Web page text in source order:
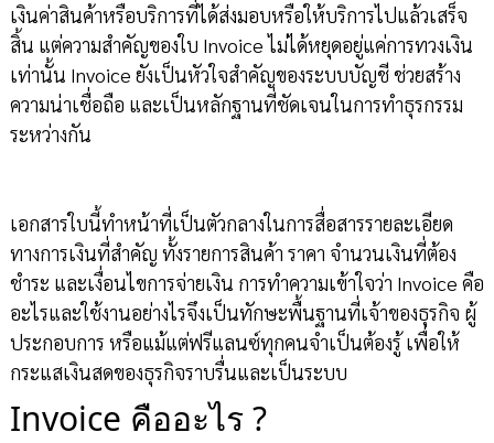
เงินค่าสินค้าหรือบริการที่ได้ส่งมอบหรือให้บริการไปแล้วเสร็จ
สิ้น แต่ความสำคัญของใบ Invoice ไม่ได้หยุดอยู่แค่การทวงเงิน
เท่านั้น Invoice ยังเป็นหัวใจสำคัญของระบบบัญชี ช่วยสร้าง
ความน่าเชื่อถือ และเป็นหลักฐานที่ชัดเจนในการทำธุรกรรม
ระหว่างกัน
เอกสารใบนี้ทำหน้าที่เป็นตัวกลางในการสื่อสารรายละเอียด
ทางการเงินที่สำคัญ ทั้งรายการสินค้า ราคา จำนวนเงินที่ต้อง
ชำระ และเงื่อนไขการจ่ายเงิน การทำความเข้าใจว่า Invoice คือ
อะไรและใช้งานอย่างไรจึงเป็นทักษะพื้นฐานที่เจ้าของธุรกิจ ผู้
ประกอบการ หรือแม้แต่ฟรีแลนซ์ทุกคนจำเป็นต้องรู้ เพื่อให้
กระแสเงินสดของธุรกิจราบรื่นและเป็นระบบ
Invoice คืออะไร ?